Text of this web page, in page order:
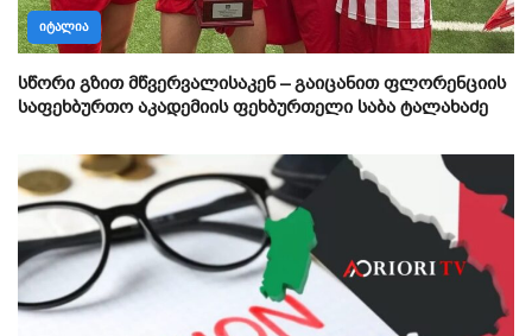
ᲘᲢᲐᲚᲘᲐ
სწორი გზით მწვერვალისაკენ – გაიცანით ფლორენციის
საფეხბურთო აკადემიის ფეხბურთელი საბა ტალახაძე